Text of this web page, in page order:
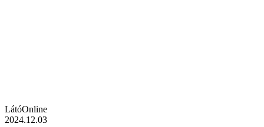
LátóOnline
2024.12.03